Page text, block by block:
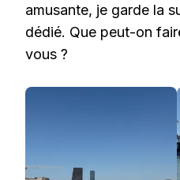
amusante, je garde la
dédié. Que peut-on
vous ?